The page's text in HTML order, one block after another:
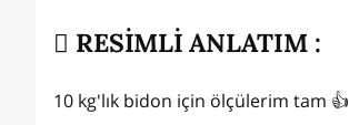
RESİMLİ ANLATIM :
10 kg'lık bidon için ölçülerim tam 👍